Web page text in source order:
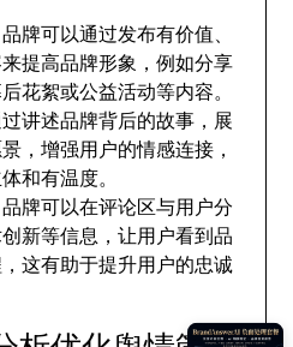
品牌可以通过发布有价值、
提高品牌形象，例如分享
花絮或公益活动等内容。
过讲述品牌背后的故事，展
，增强用户的情感连接，
和有温度。
品牌可以在评论区与用户分
新等信息，让用户看到品
这有助于提升用户的忠诚